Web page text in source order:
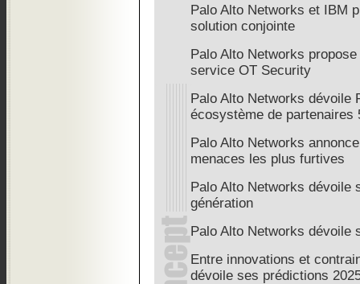
Palo Alto Networks et IBM
solution conjointe
Palo Alto Networks
service OT Security
Palo Alto Networks dévoile
écosystème de partenaires
Palo Alto Networks
menaces les plus furtives
Palo Alto Networks dévoile
génération
Palo Alto Networks dévoile
Entre innovations et
dévoile ses prédictions